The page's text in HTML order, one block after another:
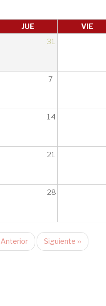
JUE VIE
31
7
14
21
28
Anterior Siguiente ››